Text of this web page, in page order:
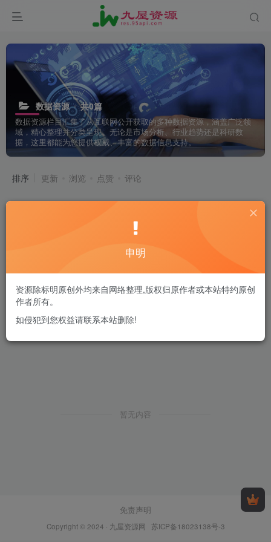
数据资源 共0篇
数据资源栏目汇集了从互联网公开获取的多种数据资源，涵盖广泛领
域，精心整理并分类呈现。无论是市场分析、行业趋势还是科研数
据，这里都能为您提供权威、丰富的数据信息支持。
排序 更新 浏览 点赞 评论
暂无内容
免责声明
Copyright © 2024 · 九屋资源网 苏ICP备18023138号-3
申明
资源除标明原创外均来自网络整理,版权归原作者或本站特约原创
作者所有。
如侵犯到您权益请联系本站删除!